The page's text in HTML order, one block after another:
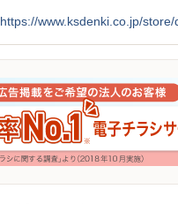
https://www.ksdenki.co.jp/